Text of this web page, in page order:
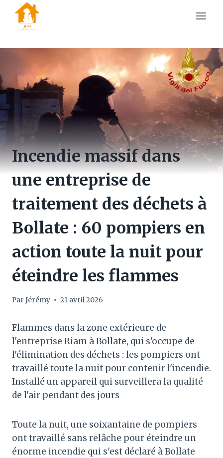
content
Incendie massif dans
une entreprise de
traitement des déchets à
Bollate : 60 pompiers en
action toute la nuit pour
éteindre les flammes
Par Jérémy 21 avril 2026
Flammes dans la zone extérieure de
l'entreprise Riam à Bollate, qui s'occupe de
l'élimination des déchets : les pompiers ont
travaillé toute la nuit pour contenir l'incendie.
Installé un appareil qui surveillera la qualité
de l'air pendant des jours
Toute la nuit, une soixantaine de pompiers
ont travaillé sans relâche pour éteindre un
énorme incendie qui s'est déclaré à Bollate